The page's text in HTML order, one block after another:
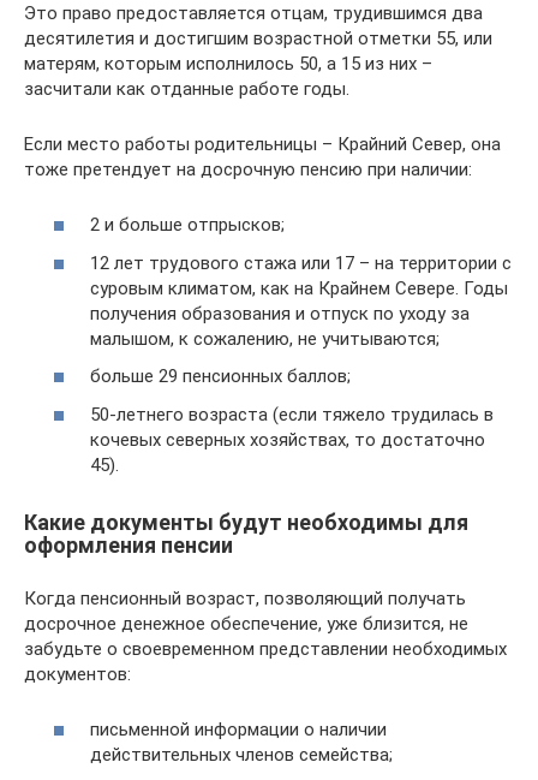
Это право предоставляется отцам, трудившимся два
десятилетия и достигшим возрастной отметки 55, или
матерям, которым исполнилось 50, а 15 из них –
засчитали как отданные работе годы.
Если место работы родительницы – Крайний Север, она
тоже претендует на досрочную пенсию при наличии:
2 и больше отпрысков;
12 лет трудового стажа или 17 – на территории с
суровым климатом, как на Крайнем Севере. Годы
получения образования и отпуск по уходу за
малышом, к сожалению, не учитываются;
больше 29 пенсионных баллов;
50-летнего возраста (если тяжело трудилась в
кочевых северных хозяйствах, то достаточно
45).
Какие документы будут необходимы для
оформления пенсии
Когда пенсионный возраст, позволяющий получать
досрочное денежное обеспечение, уже близится, не
забудьте о своевременном представлении необходимых
документов:
письменной информации о наличии
действительных членов семейства;